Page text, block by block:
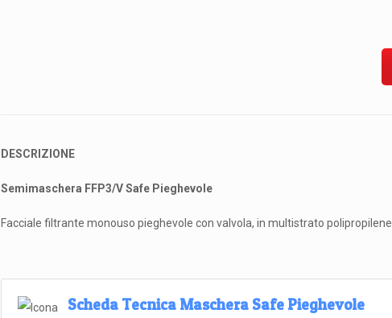
DESCRIZIONE
Semimaschera FFP3/V Safe Pieghevole
Facciale filtrante monouso pieghevole con valvola, in multistrato polipropilene
Scheda Tecnica Maschera Safe Pieghevole